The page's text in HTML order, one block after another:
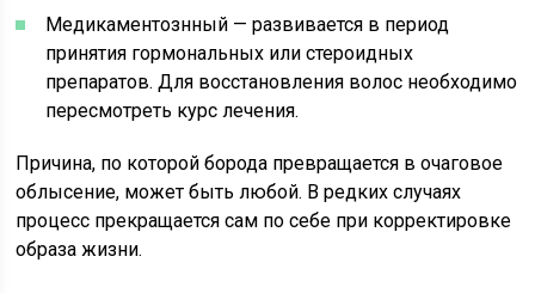
Медикаментознный — развивается в период
принятия гормональных или стероидных
препаратов. Для восстановления волос необходимо
пересмотреть курс лечения.
Причина, по которой борода превращается в очаговое
облысение, может быть любой. В редких случаях
процесс прекращается сам по себе при корректировке
образа жизни.